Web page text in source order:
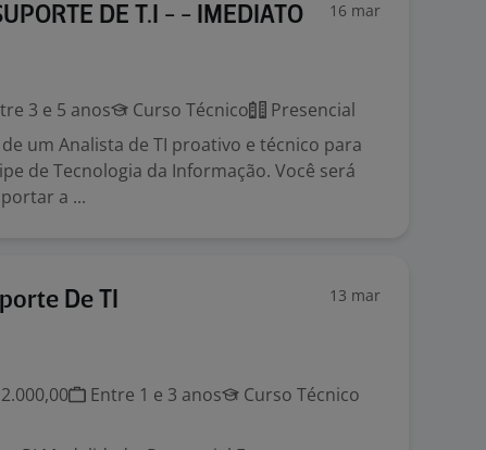
DE T.I - - IMEDIATO 16 mar
3 e 5 anos Curso Técnico
Presencial
um Analista de TI proativo e técnico para
de Tecnologia da Informação. Você será
a ...
De TI 13 mar
Entre 1 e 3 anos
Curso Técnico